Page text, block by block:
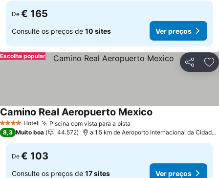
De € 165
Consulte os preços de 10 sites Ver preços
Partilhar
Escolha popular
4 EstrelasHotel Piscina com vista para a pista
Camino Real Aeropuerto Mexico
8,3 Muito boa 44.572 a 1.5 km de Aeroporto Internacional da Cidade
De € 103
Consulte os preços de 17 sites Ver preços